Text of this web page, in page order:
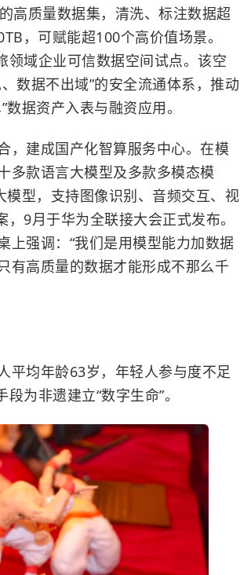
高质量数据集，清洗、标注数据超
，可赋能超100个高价值场景。
域企业可信数据空间试点。该空
数据不出域”的安全流通体系，推动
据资产入表与融资应用。
，建成国产化智算服务中心。在模
多款语言大模型及多款多模态模
模型，支持图像识别、音频交互、视
9月于华为全联接大会正式发布。
上强调：“我们是用模型能力加数据
有高质量的数据才能形成不那么千
平均年龄63岁，年轻人参与度不足
为非遗建立“数字生命”。